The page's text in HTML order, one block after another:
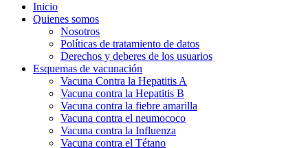
Inicio
Quienes somos
Nosotros
Políticas de tratamiento de datos
Derechos y deberes de los usuarios
Esquemas de vacunación
Vacuna Contra la Hepatitis A
Vacuna contra la Hepatitis B
Vacuna contra la fiebre amarilla
Vacuna contra el neumococo
Vacuna contra la Influenza
Vacuna contra el Tétano